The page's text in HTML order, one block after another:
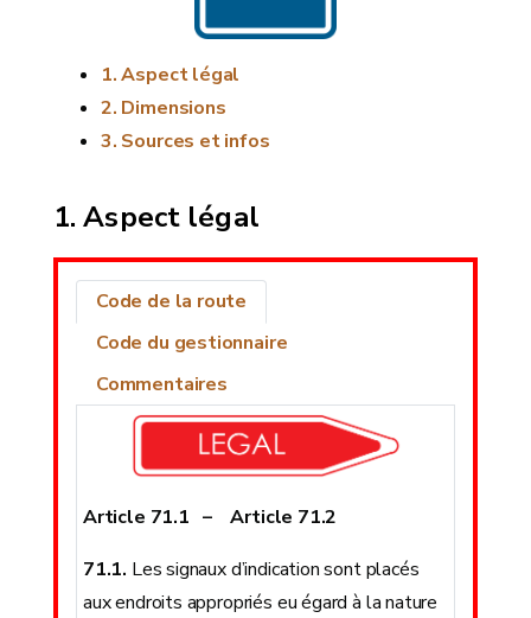
Aspect légal
Dimensions
Sources et infos
Aspect légal
Code de la route
Code du gestionnaire
Commentaires
Article 71.1 – Article 71.2
71.1. Les signaux d’indication sont placés
aux endroits appropriés eu égard à la nature